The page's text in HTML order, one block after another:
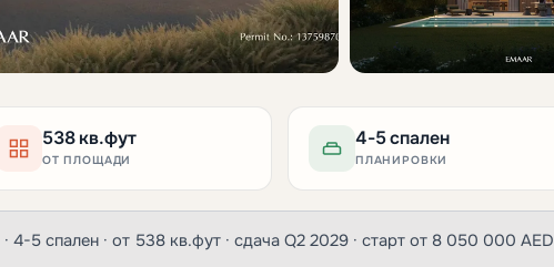
538 кв.фут
ОТ ПЛОЩАДИ
4-5 спален
ПЛАНИРОВКИ
· 4-5 спален · от 538 кв.фут · сдача Q2 2029 · старт от 8 050 000 AED